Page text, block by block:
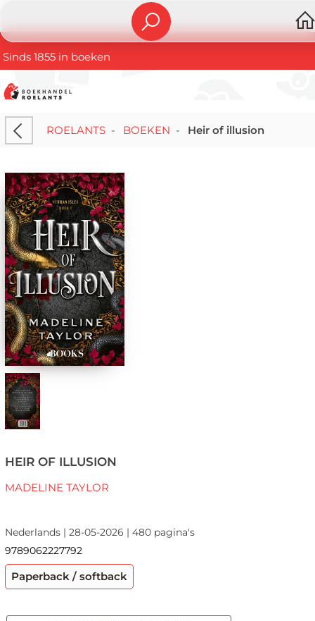
Sinds 1855 in boeken
ROELANTS- BOEKEN - Heir of illusion
HEIR OF ILLUSION
MADELINE TAYLOR
Nederlands | 28-05-2026 | 480 pagina's
9789062227792
Paperback / softback